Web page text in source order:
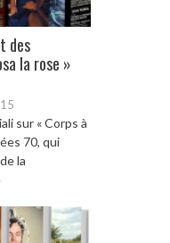
des
la rose »
sur « Corps à
70, qui
la